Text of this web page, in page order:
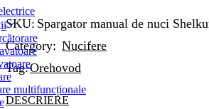
multifuncționale
SKU: Spargator manual de nuci
Category: Nucifere
Tag:Orehovod
DESCRIERE